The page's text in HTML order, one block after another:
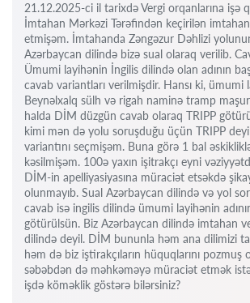
21.12.2025-ci il tarixdə Vergi orqanlarına işə
İmtahan Mərkəzi Tərəfindən keçirilən
etmişəm. İmtahanda Zəngəzur Dəhlizi
Azərbaycan dilində bizə sual olaraq verilib.
Ümumi layihənin İngilis dilində olan adının
cavab variantları verilmişdir. Hansı ki, ümumi
Beynəlxalq sülh və rigah naminə tramp
halda DİM düzgün cavab olaraq TRIPP
kimi mən də yolu soruşduğu üçün TRIPP
variantını seçmişəm. Buna görə 1 bal
kəsilmişəm. 100ə yaxın işitrakçı eyni
DİM-in apelliyasiyasına müraciət etsəkdə
olunmayıb. Sual Azərbaycan dilində və yol
cavab isə ingilis dilində ümumi layihənin
götürülsün. Biz Azərbaycan dilində imtahan
dilində deyil. DİM bununla həm ana dilimizi
həm də biz iştirakçıların hüquqlarını pozmuş
səbəbdən də məhkəməyə müraciət etmək
işdə köməklik göstərə bilərsiniz?